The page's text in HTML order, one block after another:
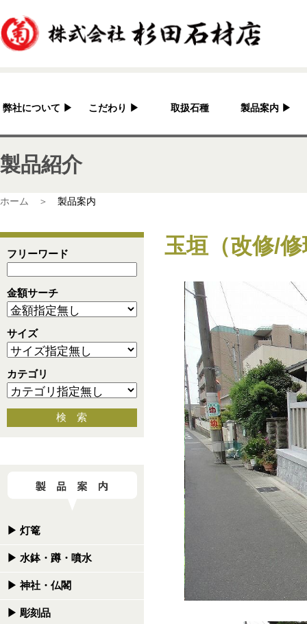
弊社について ▶
杉田石材店とは？
会社概要
こだわり ▶
加工へのこだわり
取扱石種 製品案内 ▶
灯篭
骨董
製品紹介
ホーム ＞ 製品案内
フリーワード
金額サーチ
サイズ
カテゴリ
検 索
▶ 灯篭
▶ 水鉢・蹲・噴水
▶ 神社・仏閣
▶ 彫刻品
玉垣（改修/